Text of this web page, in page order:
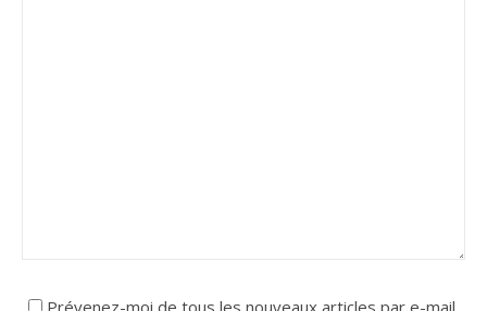
Prévenez-moi de tous les nouveaux articles par e-mail.